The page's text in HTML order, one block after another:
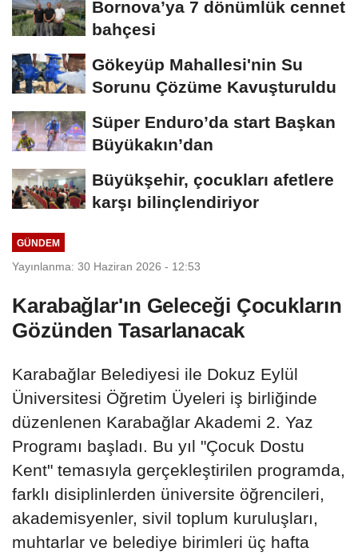
Bornova’ya 7 dönümlük cennet
bahçesi
Gökeyüp Mahallesi'nin Su
Sorunu Çözüme Kavuşturuldu
Süper Enduro’da start Başkan
Büyükakın’dan
Büyükşehir, çocukları afetlere
karşı bilinçlendiriyor
GÜNDEM
Yayınlanma: 30 Haziran 2026 - 12:53
Karabağlar'ın Geleceği Çocukların
Gözünden Tasarlanacak
Karabağlar Belediyesi ile Dokuz Eylül
Üniversitesi Öğretim Üyeleri iş birliğinde
düzenlenen Karabağlar Akademi 2. Yaz
Programı başladı. Bu yıl "Çocuk Dostu
Kent" temasıyla gerçekleştirilen programda,
farklı disiplinlerden üniversite öğrencileri,
akademisyenler, sivil toplum kuruluşları,
muhtarlar ve belediye birimleri üç hafta